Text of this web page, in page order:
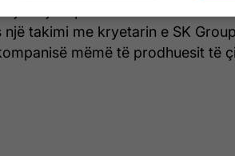
të jetë partneri më i madh i
një takimi me kryetarin e SK
mëmë të prodhuesit të